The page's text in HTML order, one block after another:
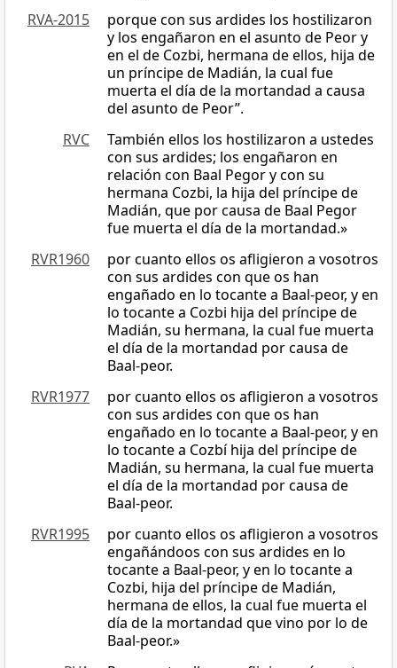
RVA-2015
porque con sus ardides los hostilizaron
y los engañaron en el asunto de Peor y
en el de Cozbi, hermana de ellos, hija de
un príncipe de Madián, la cual fue
muerta el día de la mortandad a causa
del asunto de Peor”.
RVC
También ellos los hostilizaron a ustedes
con sus ardides; los engañaron en
relación con Baal Pegor y con su
hermana Cozbi, la hija del príncipe de
Madián, que por causa de Baal Pegor
fue muerta el día de la mortandad.»
RVR1960
por cuanto ellos os afligieron a vosotros
con sus ardides con que os han
engañado en lo tocante a Baal-peor, y en
lo tocante a Cozbi hija del príncipe de
Madián, su hermana, la cual fue muerta
el día de la mortandad por causa de
Baal-peor.
RVR1977
por cuanto ellos os afligieron a vosotros
con sus ardides con que os han
engañado en lo tocante a Baal-peor, y en
lo tocante a Cozbí hija del príncipe de
Madián, su hermana, la cual fue muerta
el día de la mortandad por causa de
Baal-peor.
RVR1995
por cuanto ellos os afligieron a vosotros
engañándoos con sus ardides en lo
tocante a Baal-peor, y en lo tocante a
Cozbi, hija del príncipe de Madián,
hermana de ellos, la cual fue muerta el
día de la mortandad que vino por lo de
Baal-peor.»